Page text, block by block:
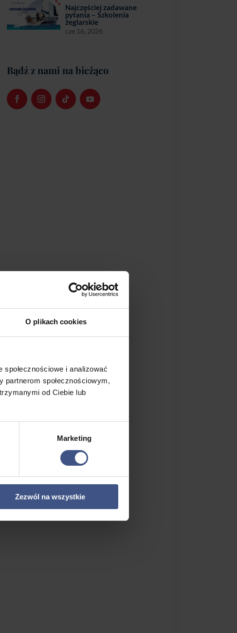
O plikach cookies
i analizować
społecznościowym,
od Ciebie lub
Marketing
Zezwól na wszystkie
Najczęściej zadawane
pytania – Szkolenia
żeglarskie
cze 16, 2026
Bądź z nami na bieżąco